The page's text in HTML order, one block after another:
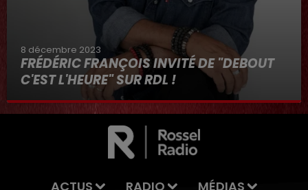
8 décembre 2023
FRÉDÉRIC FRANÇOIS INVITÉ DE "DEBOUT
C'EST L'HEURE" SUR RDL !
8 décembre 2023
ACTUS RADIO
MÉDIAS